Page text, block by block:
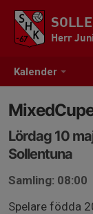
Kalender
Herr
Lördag 10
Sollentuna
Samling: 08:00
Spelare födda